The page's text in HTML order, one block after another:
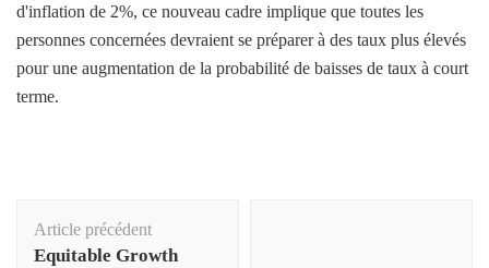
d'inflation de 2%, ce nouveau cadre implique que toutes les
personnes concernées devraient se préparer à des taux plus élevés
pour une augmentation de la probabilité de baisses de taux à court
terme.
d'article
Article précédent
Equitable Growth